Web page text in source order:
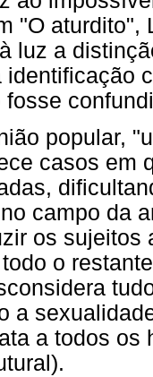
"O aturdito",
luz a
identificação
fosse
popular,
casos em
campo da
os sujeitos
o
a
a todos os